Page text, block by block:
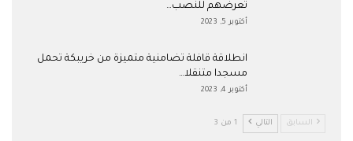
تعرضهم للنصب…
أكتوبر 5, 2023
انطلاقة قافلة تضامنية متميزة من خريبكة تحمل
مسجدا متنقلا…
أكتوبر 4, 2023
السابق التالي 1 من 3